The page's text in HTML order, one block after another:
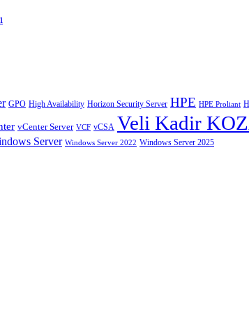
GPO High Availability Horizon Security Server HPE HPE Proliant
vCenter Server VCF vCSA Veli Kadir
Server Windows Server 2022 Windows Server 2025